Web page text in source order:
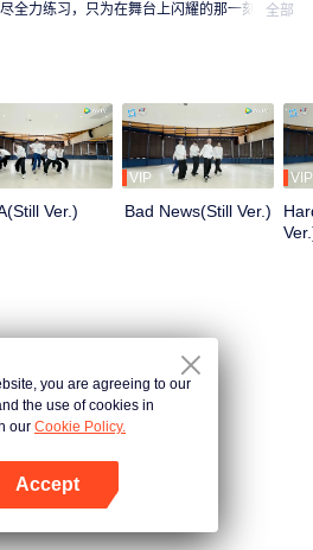
全力练习，只为在舞台上闪耀的那一刻。从
全部
Ver.)
VIP
Bad News(Still Ver.)
VIP
you are agreeing to our
the use of cookies in
our Cookie Policy.
Accept